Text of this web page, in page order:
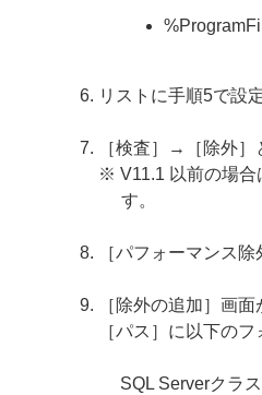
リストに手順5で設
［検査］→［除外
※ V11.1 以前の場合
す。
［パフォーマンス
［除外の追加］画面
［パス］に以下の
SQL Serverクラ